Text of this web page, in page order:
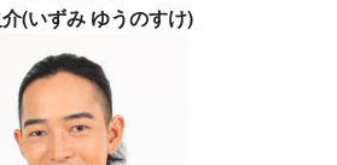
(いずみ ゆうのすけ)